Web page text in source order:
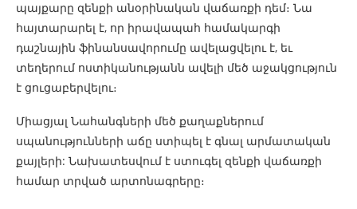
պայքարը զենքի անօրինական վաճառքի դեմ։ Նա
հայտարարել է, որ իրավապահ համակարգի
դաշնային ֆինանսավորումը ավելացվելու է, եւ
տեղերում ոստիկանությանն ավելի մեծ աջակցություն
է ցուցաբերվելու։
Միացյալ Նահանգների մեծ քաղաքներում
սպանությունների աճը ստիպել է գնալ արմատական
քայլերի: Նախատեսվում է ստուգել զենքի վաճառքի
համար տրված արտոնագրերը։